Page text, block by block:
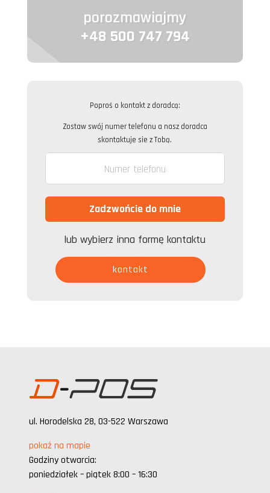
porozmawiajmy
+48 500 747 794
Poproś o kontakt z doradcą:
Zostaw swój numer telefonu a nasz doradca
skontaktuje sie z Tobą.
lub wybierz inna formę kontaktu
kontakt
ul. Horodelska 28, 03-522 Warszawa
pokaż na mapie
Godziny otwarcia:
poniedziałek – piątek 8:00 – 16:30